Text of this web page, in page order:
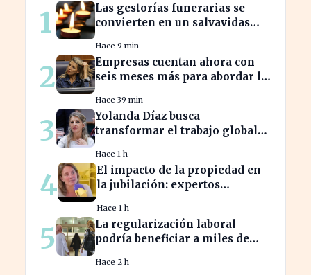
1
Las gestorías funerarias se
convierten en un salvavidas
administrativo tras un
fallecimiento.
Hace 9 min
2
Empresas cuentan ahora con
seis meses más para abordar la
restricciones de
confidencialidad
Hace 39 min
3
Yolanda Díaz busca
transformar el trabajo global
laborales
Hace 1 h
4
El impacto de la propiedad en
la jubilación: expertos
tras los 40
Hace 1 h
5
La regularización laboral
podría beneficiar a miles de
año.
Hace 2 h